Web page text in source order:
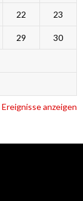
22 23
29 30
anzeigen